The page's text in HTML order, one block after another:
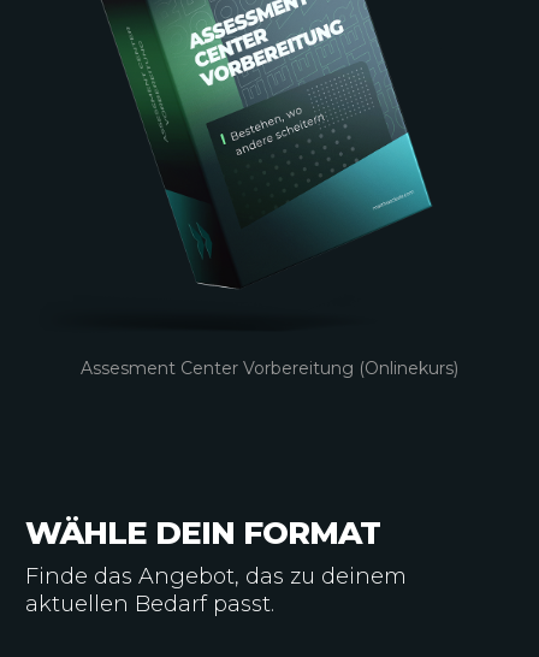
24 clevere Mustersätze
96 Seiten – Leitfaden Mitarbeitergespräche
52 Must-Have Fragen
Assesment Center Vorbereitung (Onlinekurs)
24 Selbstreflexionsfragen
WÄHLE DEIN FORMAT
Finde das Angebot, das zu deinem
aktuellen Bedarf passt.